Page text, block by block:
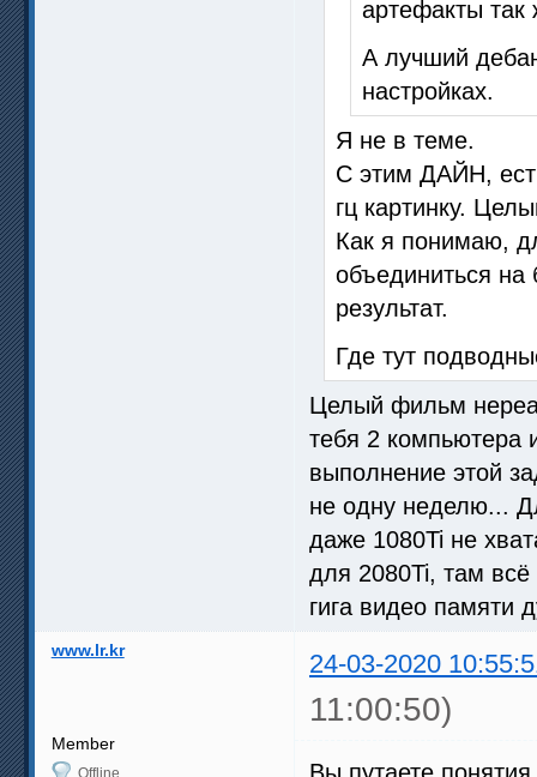
артефакты
А лучший
настройках.
Я не в теме.
С этим ДАЙН,
гц картинку.
Как я понимаю,
объединиться на
результат.
Где тут
Целый фильм
тебя 2 компьютера
выполнение этой
не одну неделю...
даже 1080Ti не
для 2080Ti, там всё
гига видео памяти
www.lr.kr 24-03-2020
11:00:50)
Member
Offline